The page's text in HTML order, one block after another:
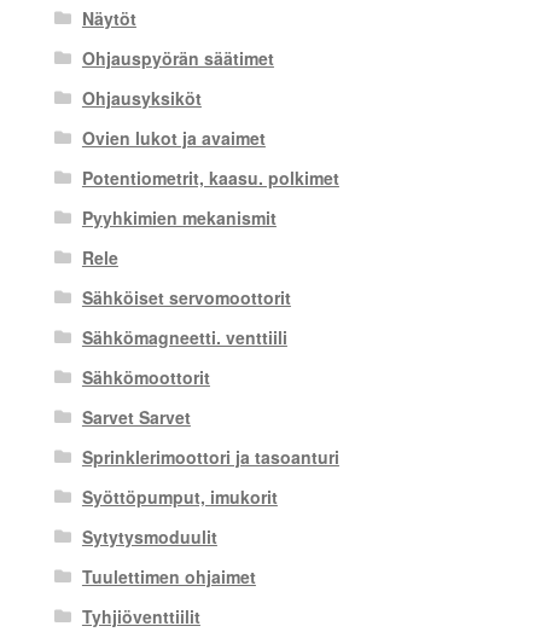
Näytöt
Ohjauspyörän säätimet
Ohjausyksiköt
Ovien lukot ja avaimet
Potentiometrit, kaasu. polkimet
Pyyhkimien mekanismit
Rele
Sähköiset servomoottorit
Sähkömagneetti. venttiili
Sähkömoottorit
Sarvet Sarvet
Sprinklerimoottori ja tasoanturi
Syöttöpumput, imukorit
Sytytysmoduulit
Tuulettimen ohjaimet
Tyhjiöventtiilit